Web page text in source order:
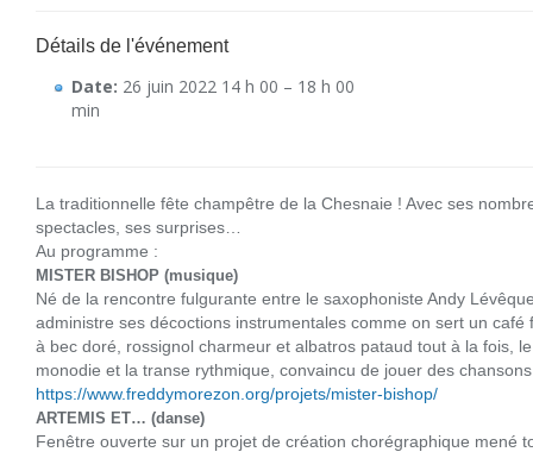
Détails de l'événement
Date: 26 juin 2022 14 h 00 – 18 h 00
min
La traditionnelle fête champêtre de la Chesnaie ! Avec ses
spectacles, ses surprises…
Au programme :
MISTER BISHOP (musique)
Né de la rencontre fulgurante entre le saxophoniste Andy
administre ses décoctions instrumentales comme on sert un
à bec doré, rossignol charmeur et albatros pataud tout à la fois,
monodie et la transe rythmique, convaincu de jouer des
https://www.freddymorezon.org/projets/mister-bishop/
ARTEMIS ET… (danse)
Fenêtre ouverte sur un projet de création chorégraphique mené